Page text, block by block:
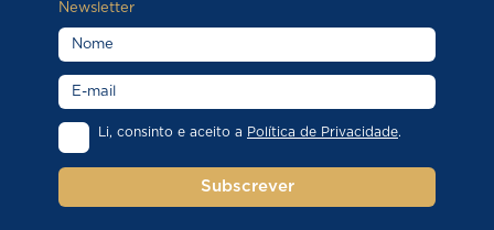
Newsletter
Li, consinto e aceito a Política de Privacidade.
Subscrever